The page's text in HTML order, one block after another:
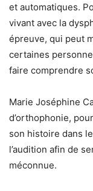
et automatiques.
vivant avec la
épreuve, qui peut
certaines
faire comprendre
Marie Joséphine
d’orthophonie,
son histoire dans
l’audition afin de
méconnue.